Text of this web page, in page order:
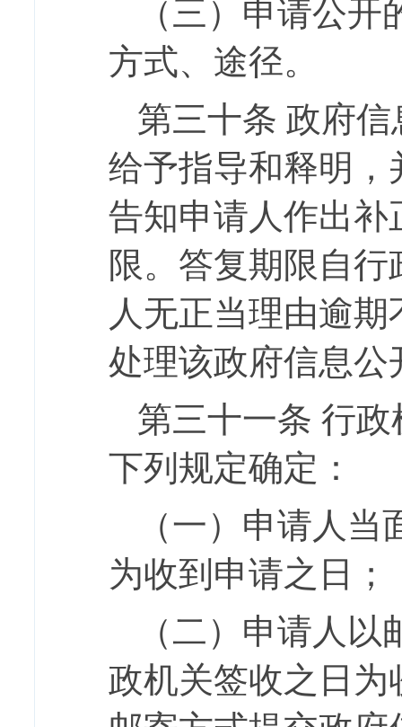
（三）申请公
方式、途径。
第三十条 政府信
给予指导和释明
告知申请人作出
限。答复期限自
人无正当理由逾
处理该政府信息公
第三十一条 行政
下列规定确定：
（一）申请人
为收到申请之日；
（二）申请人
政机关签收之日